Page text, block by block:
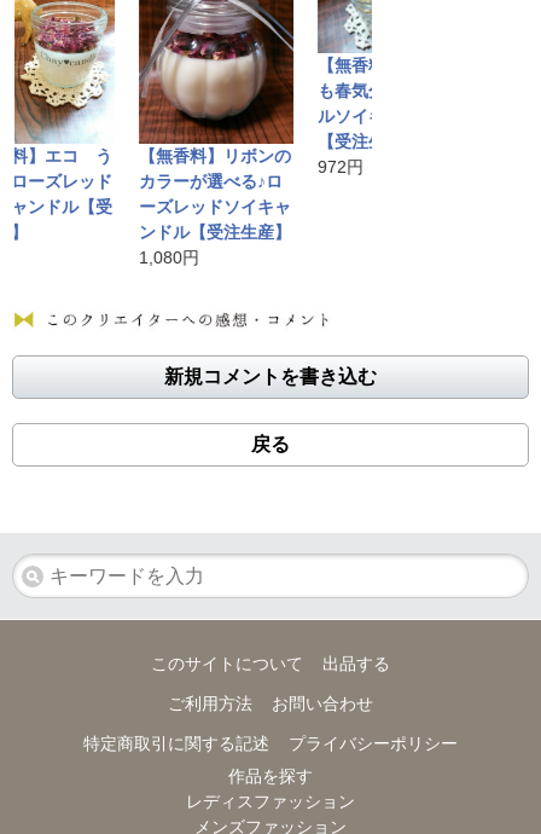
コ う
レッド
ル【受
【無香料】リボンの
カラーが選べる♪ロ
ーズレッドソイキャ
ンドル【受注生産】
1,080円
【無香料】いつまで
も春気分♪カモミー
ルソイキャンドル
【受注生産】
972円
新規コメントを書き込む
戻る
このサイトについて 出品する
ご利用方法 お問い合わせ
特定商取引に関する記述
プライバシーポリシー
作品を探す
レディスファッション
メンズファッション